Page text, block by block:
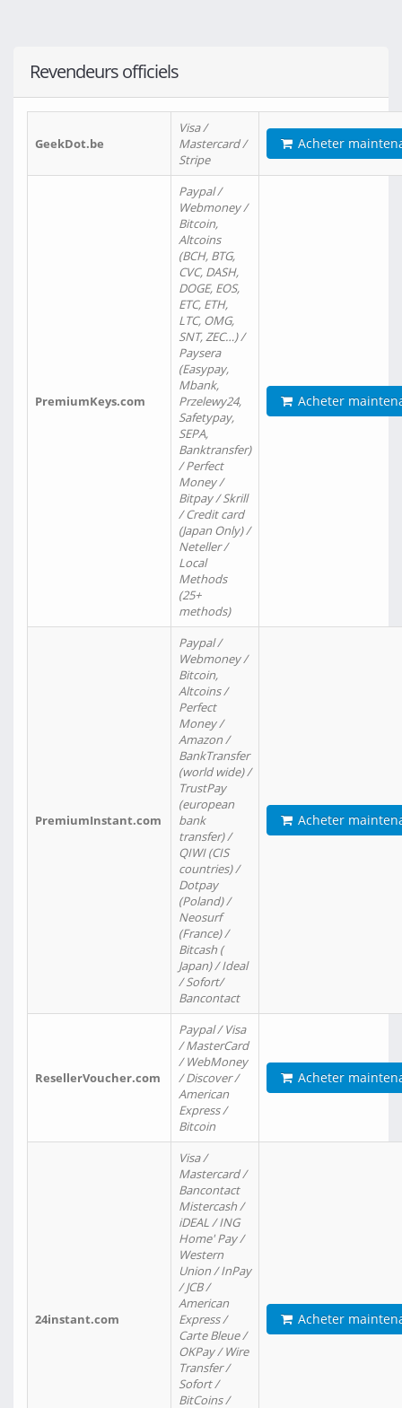
Revendeurs officiels
GeekDot.be
Visa /
Mastercard /
Stripe
Acheter
PremiumKeys.com
Paypal /
Webmoney /
Bitcoin,
Altcoins
(BCH, BTG,
CVC, DASH,
DOGE, EOS,
ETC, ETH,
LTC, OMG,
SNT, ZEC…) /
Paysera
(Easypay,
Mbank,
Przelewy24,
Safetypay,
SEPA,
Banktransfer)
/ Perfect
Money /
Bitpay / Skrill
/ Credit card
(Japan Only) /
Neteller /
Local
Methods
(25+
methods)
Acheter
PremiumInstant.com
Paypal /
Webmoney /
Bitcoin,
Altcoins /
Perfect
Money /
Amazon /
BankTransfer
(world wide) /
TrustPay
(european
bank
transfer) /
QIWI (CIS
countries) /
Dotpay
(Poland) /
Neosurf
(France) /
Bitcash (
Japan) / Ideal
/ Sofort/
Bancontact
Acheter
ResellerVoucher.com
Paypal / Visa
/ MasterCard
/ WebMoney
/ Discover /
American
Express /
Bitcoin
Acheter
24instant.com
Visa /
Mastercard /
Bancontact
Mistercash /
iDEAL / ING
Home' Pay /
Western
Union / InPay
/ JCB /
American
Express /
Carte Bleue /
OKPay / Wire
Transfer /
Sofort /
BitCoins /
Acheter